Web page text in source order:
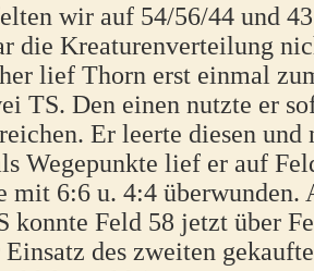
wir auf 54/56/44 und
die Kreaturenverteilung
lief Thorn erst einmal
TS. Den einen nutzte er
Er leerte diesen und
Wegepunkte lief er auf
mit 6:6 u. 4:4 überwunden.
konnte Feld 58 jetzt über
des zweiten